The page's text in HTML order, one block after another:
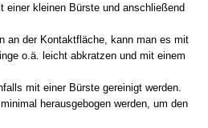
einer kleinen Bürste und anschließend
an der Kontaktfläche, kann man es mit
o.ä. leicht abkratzen und mit einem
mit einer Bürste gereinigt werden.
herausgebogen werden, um den